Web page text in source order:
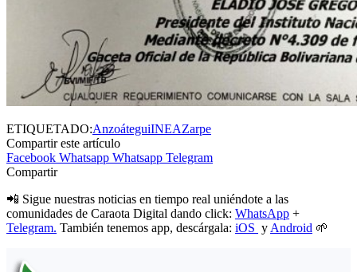
ETIQUETADO:AnzoáteguiINEAZarpe
Compartir este artículo
Facebook Whatsapp Whatsapp Telegram
Compartir
📲 Sigue nuestras noticias en tiempo real uniéndote a las
comunidades de Caraota Digital dando click: WhatsApp +
Telegram. También tenemos app, descárgala: iOS y Android 🌱